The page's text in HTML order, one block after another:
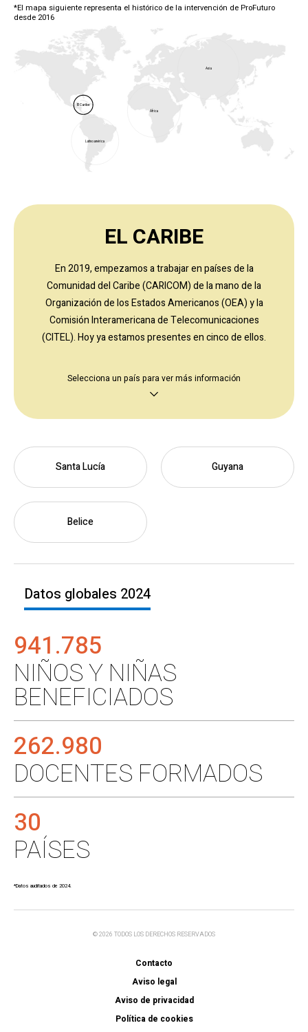
*El mapa siguiente representa el histórico de la intervención de ProFuturo
desde 2016
Asia
África
Latinoamérica
El Caribe
EL CARIBE
En 2019, empezamos a trabajar en países de la
Comunidad del Caribe (CARICOM) de la mano de la
Organización de los Estados Americanos (OEA) y la
Comisión Interamericana de Telecomunicaciones
(CITEL). Hoy ya estamos presentes en cinco de ellos.
Selecciona un país para ver más información
Santa Lucía Guyana
Belice
Datos globales 2024
941.785
NIÑOS Y NIÑAS
BENEFICIADOS
262.980
DOCENTES FORMADOS
30
PAÍSES
*Datos auditados de 2024.
© 2026 TODOS LOS DERECHOS RESERVADOS
Contacto
Aviso legal
Aviso de privacidad
Política de cookies